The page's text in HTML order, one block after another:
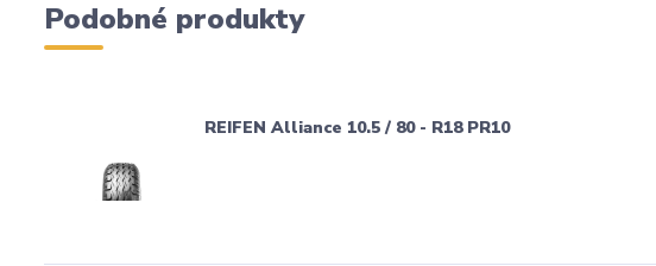
Podobné produkty
REIFEN Alliance 10.5 / 80 - R18 PR10